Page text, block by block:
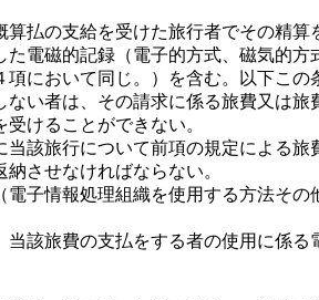
払の支給を受けた旅行者でその精
電磁的記録（電子的方式、磁気的
において同じ。）を含む。以下こ
い者は、その請求に係る旅費又は
けることができない。
該旅行について前項の規定による旅
させなければならない。
子情報処理組織を使用する方法そ
該旅費の支払をする者の使用に係